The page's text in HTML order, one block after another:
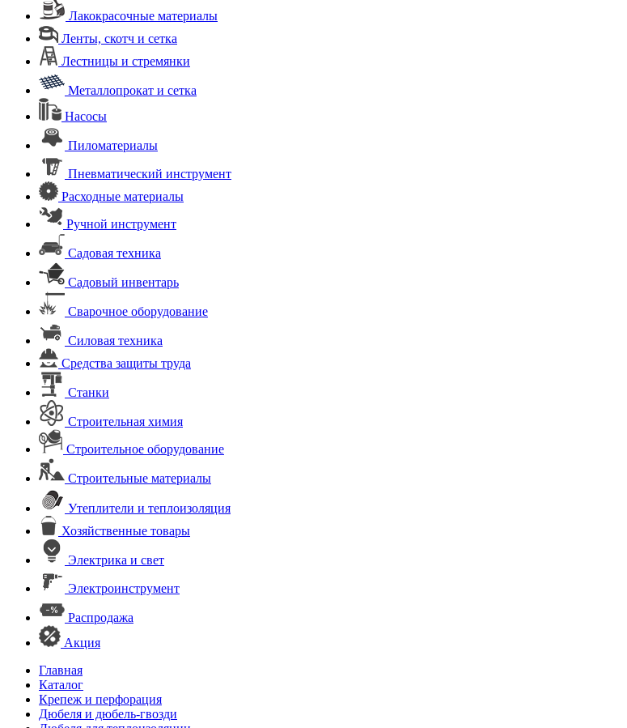
Лакокрасочные материалы
Ленты, скотч и сетка
Лестницы и стремянки
Металлопрокат и сетка
Насосы
Пиломатериалы
Пневматический инструмент
Расходные материалы
Ручной инструмент
Садовая техника
Садовый инвентарь
Сварочное оборудование
Силовая техника
Средства защиты труда
Станки
Строительная химия
Строительное оборудование
Строительные материалы
Утеплители и теплоизоляция
Хозяйственные товары
Электрика и свет
Электроинструмент
Распродажа
Акция
Главная
Каталог
Крепеж и перфорация
Дюбеля и дюбель-гвозди